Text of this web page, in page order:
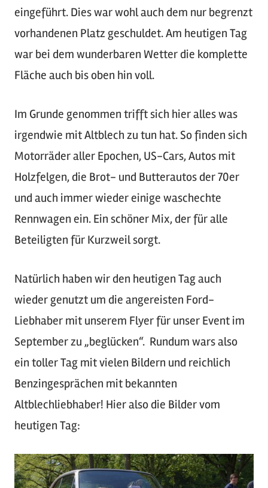
eingeführt. Dies war wohl auch dem nur begrenzt
vorhandenen Platz geschuldet. Am heutigen Tag
war bei dem wunderbaren Wetter die komplette
Fläche auch bis oben hin voll.
Im Grunde genommen trifft sich hier alles was
irgendwie mit Altblech zu tun hat. So finden sich
Motorräder aller Epochen, US-Cars, Autos mit
Holzfelgen, die Brot- und Butterautos der 70er
und auch immer wieder einige waschechte
Rennwagen ein. Ein schöner Mix, der für alle
Beteiligten für Kurzweil sorgt.
Natürlich haben wir den heutigen Tag auch
wieder genutzt um die angereisten Ford-
Liebhaber mit unserem Flyer für unser Event im
September zu „beglücken“. Rundum wars also
ein toller Tag mit vielen Bildern und reichlich
Benzingesprächen mit bekannten
Altblechliebhaber! Hier also die Bilder vom
heutigen Tag: